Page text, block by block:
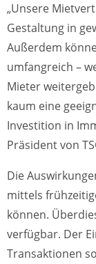
„Unsere
Gestaltung in
Außerdem
umfangreich –
Mieter
kaum eine
Investition in
Präsident von
Die
mittels
können.
verfügbar. Der
Transaktionen